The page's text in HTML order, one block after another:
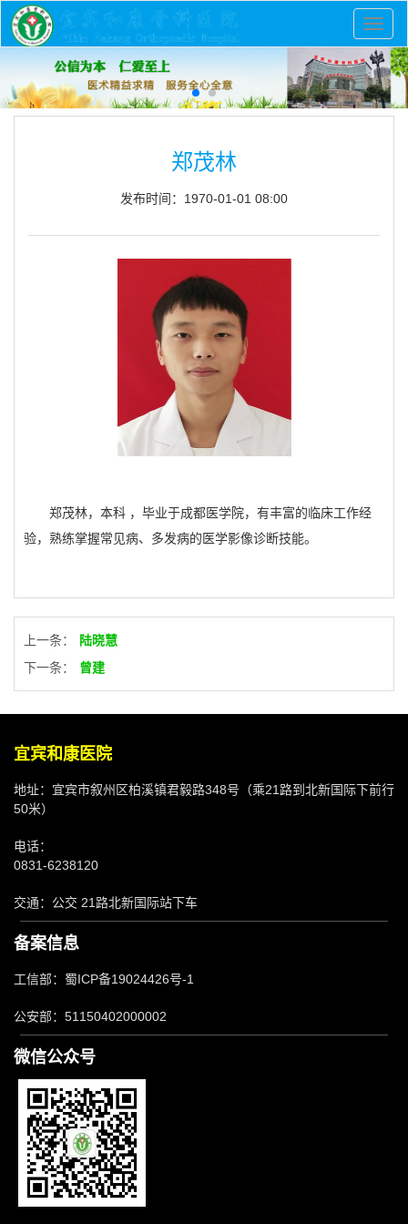
切换
郑茂林
发布时间：1970-01-01 08:00
郑茂林，本科 ，毕业于成都医学院，有丰富的临床工作经
验，熟练掌握常见病、多发病的医学影像诊断技能。
上一条：
陆晓慧
下一条：
曾建
宜宾和康医院
地址：宜宾市叙州区柏溪镇君毅路348号（乘21路到北新国际下前行
50米）
电话：
0831-6238120
交通：公交 21路北新国际站下车
备案信息
工信部：蜀ICP备19024426号-1
公安部：51150402000002
微信公众号